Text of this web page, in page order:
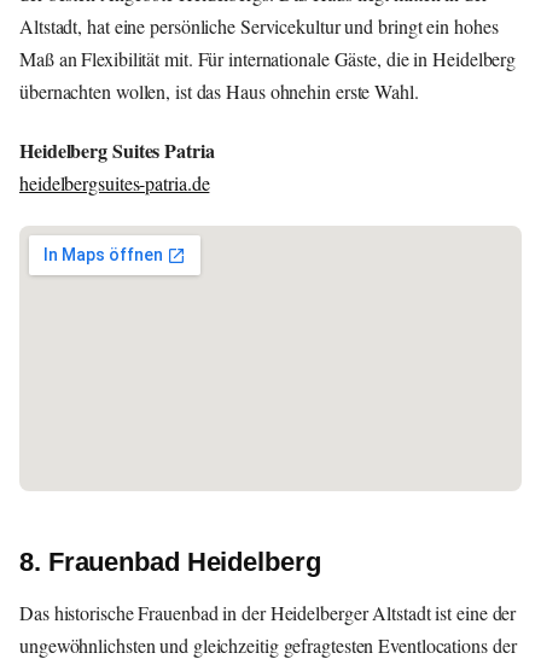
Altstadt, hat eine persönliche Servicekultur und bringt ein hohes
Maß an Flexibilität mit. Für internationale Gäste, die in Heidelberg
übernachten wollen, ist das Haus ohnehin erste Wahl.
Heidelberg Suites Patria
heidelbergsuites-patria.de
8. Frauenbad Heidelberg
Das historische Frauenbad in der Heidelberger Altstadt ist eine der
ungewöhnlichsten und gleichzeitig gefragtesten Eventlocations der